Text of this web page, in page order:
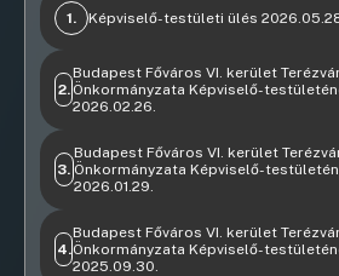
hagyományait ápoló, ám mégis modern,
Bármilyen kérdése vagy gondja lenne,
bizalommal:
1. Képviselő-testületi ülés
6. Javaslat a BRFK VI. kerületi
2025. évi tevékenységéről szóló
09:41:19
2.
Budapest Főváros VI. kerület
Önkormányzata Képviselő-
2026.02.26.
24. Technikai feltételek biztosítása
országgyűlési választások helyi
63. Sürgős előterjesztés - Az
megnyilvánulások elítélése a
3.
Budapest Főváros VI. kerület
Önkormányzata Képviselő-
2026.01.29.
7. Döntés az önkormányzat által
elismerésekről szóló önkormányzati
4.
Budapest Főváros VI. kerület
Önkormányzata Képviselő-
2025.09.30.